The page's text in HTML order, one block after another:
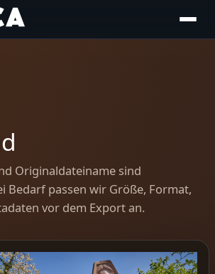
Originaldateiname sind
Bedarf passen wir Größe, Format,
vor dem Export an.